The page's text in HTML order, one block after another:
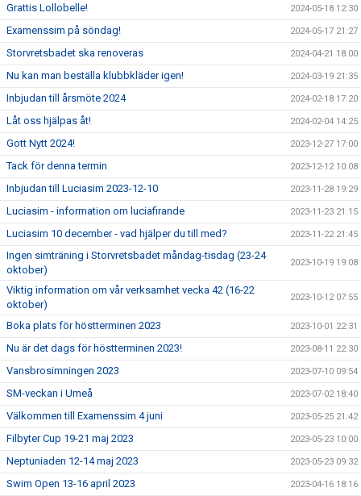
Grattis Lollobelle! 2024-05-18 12:30
Examenssim på söndag! 2024-05-17 21:27
Storvretsbadet ska renoveras 2024-04-21 18:00
Nu kan man beställa klubbkläder igen! 2024-03-19 21:35
Inbjudan till årsmöte 2024 2024-02-18 17:20
Låt oss hjälpas åt! 2024-02-04 14:25
Gott Nytt 2024! 2023-12-27 17:00
Tack för denna termin 2023-12-12 10:08
Inbjudan till Luciasim 2023-12-10 2023-11-28 19:29
Luciasim - information om luciafirande 2023-11-23 21:15
Luciasim 10 december - vad hjälper du till med? 2023-11-22 21:45
Ingen simträning i Storvretsbadet måndag-tisdag (23-24
oktober)
2023-10-19 19:08
Viktig information om vår verksamhet vecka 42 (16-22
oktober)
2023-10-12 07:55
Boka plats för höstterminen 2023 2023-10-01 22:31
Nu är det dags för höstterminen 2023! 2023-08-11 22:30
Vansbrosimningen 2023 2023-07-10 09:54
SM-veckan i Umeå 2023-07-02 18:40
Välkommen till Examenssim 4 juni 2023-05-25 21:42
Filbyter Cup 19-21 maj 2023 2023-05-23 10:00
Neptuniaden 12-14 maj 2023 2023-05-23 09:32
Swim Open 13-16 april 2023 2023-04-16 18:16